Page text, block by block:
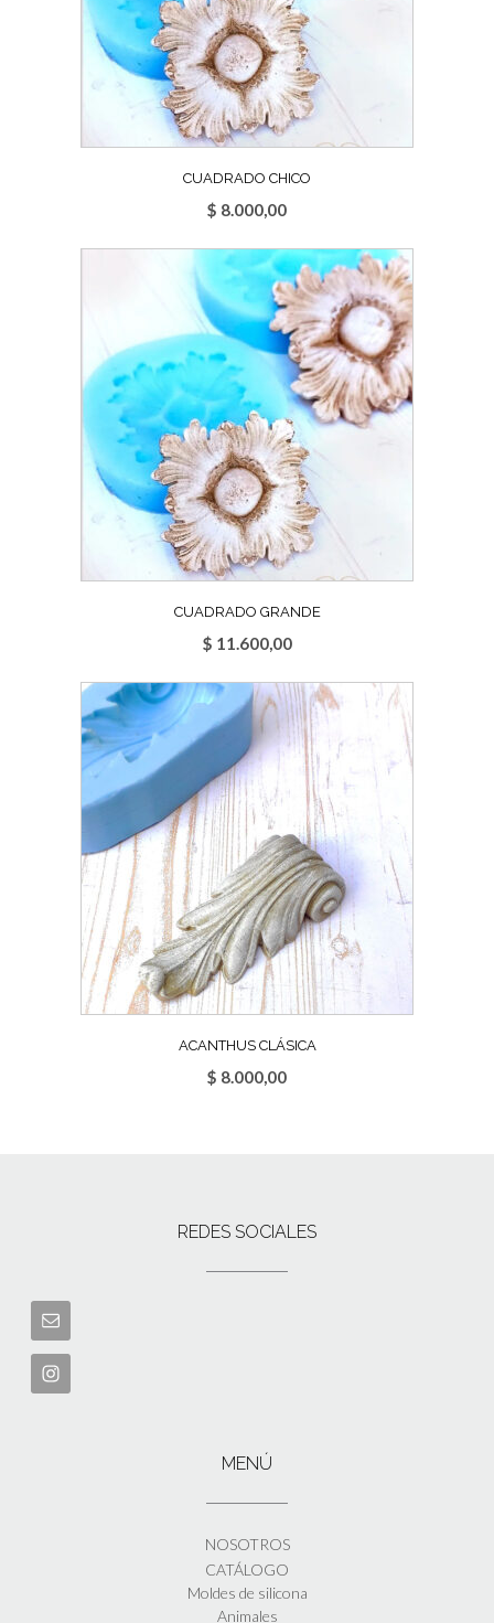
CUADRADO CHICO
$ 8.000,00
CUADRADO GRANDE
$ 11.600,00
ACANTHUS CLÁSICA
$ 8.000,00
REDES SOCIALES
MENÚ
NOSOTROS
CATÁLOGO
Moldes de silicona
Animales